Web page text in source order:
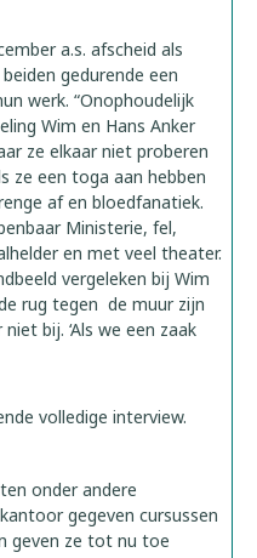
a.s. afscheid als
gedurende een
werk. “Onophoudelijk
Wim en Hans Anker
ze elkaar niet proberen
ze een toga aan hebben
af en bloedfanatiek.
Ministerie, fel,
en met veel theater.
vergeleken bij Wim
rug tegen de muur zijn
bij. ‘Als we een zaak
volledige interview.
onder andere
gegeven cursussen
geven ze tot nu toe